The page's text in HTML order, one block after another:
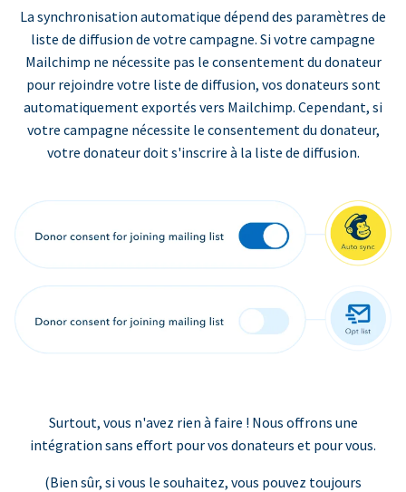
La synchronisation automatique dépend des paramètres de
liste de diffusion de votre campagne. Si votre campagne
Mailchimp ne nécessite pas le consentement du donateur
pour rejoindre votre liste de diffusion, vos donateurs sont
automatiquement exportés vers Mailchimp. Cependant, si
votre campagne nécessite le consentement du donateur,
votre donateur doit s'inscrire à la liste de diffusion.
Surtout, vous n'avez rien à faire ! Nous offrons une
intégration sans effort pour vos donateurs et pour vous.
(Bien sûr, si vous le souhaitez, vous pouvez toujours